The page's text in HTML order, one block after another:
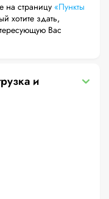
на страницу «Пункты
хотите здать,
и